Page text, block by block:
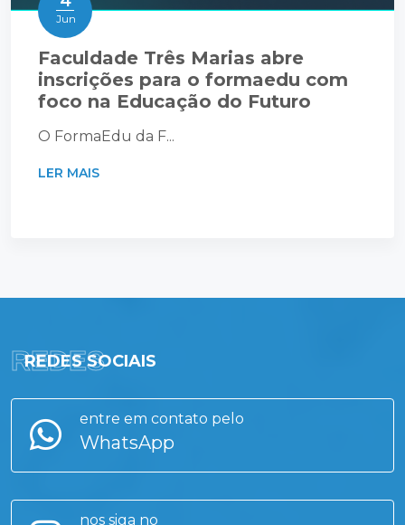
Jun
Faculdade Três Marias abre
inscrições para o formaedu com
foco na Educação do Futuro
O FormaEdu da F...
LER MAIS
REDES SOCIAIS
REDES
entre em contato pelo
WhatsApp
nos siga no